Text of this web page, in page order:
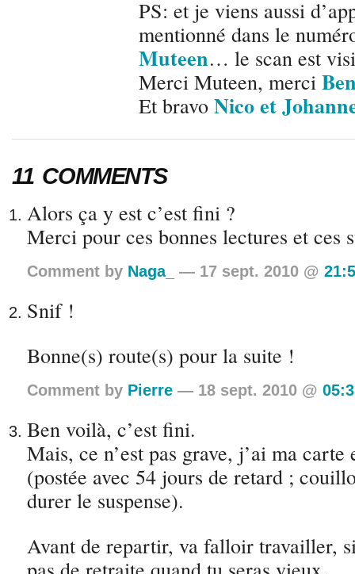
PS: et je viens aussi
mentionné dans le
Muteen… le scan est
Merci Muteen, merci
Et bravo Nico et
11 COMMENTS
Alors ça y est c’est fini ?
Merci pour ces bonnes lectures et ces
Comment by Naga_ — 17 sept. 2010 @
Snif !
Bonne(s) route(s) pour la suite !
Comment by Pierre — 18 sept. 2010 @
Ben voilà, c’est fini.
Mais, ce n’est pas grave, j’ai ma carte
(postée avec 54 jours de retard ;
durer le suspense).
Avant de repartir, va falloir travailler,